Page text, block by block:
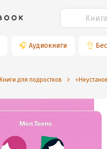
🎧 Аудиокниги 👌
Книги для подростков